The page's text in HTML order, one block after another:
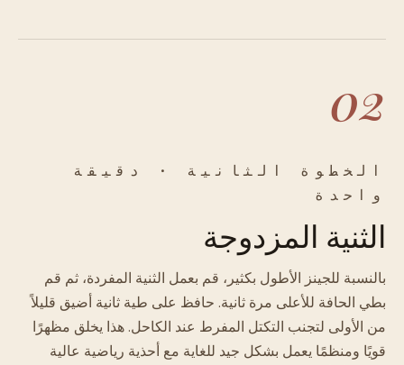
02
الخطوة الثانية · دقيقة
واحدة
الثنية المزدوجة
بالنسبة للجينز الأطول بكثير، قم بعمل الثنية المفردة، ثم قم
بطي الحافة للأعلى مرة ثانية. حافظ على طية ثانية أضيق قليلاً
من الأولى لتجنب التكتل المفرط عند الكاحل. هذا يخلق مظهرًا
قويًا ومنظمًا يعمل بشكل جيد للغاية مع أحذية رياضية عالية